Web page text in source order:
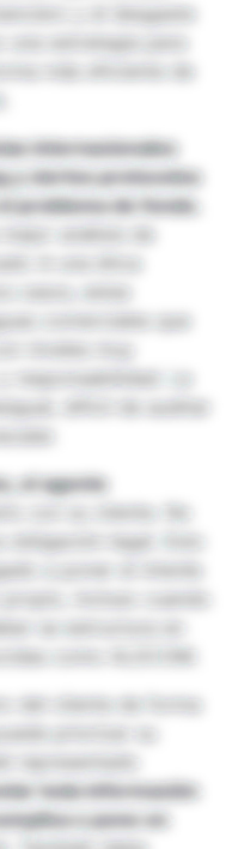
y el desgaste
estrategia para
más eficiente de
internacionales
y ciertos protocolos
problema de fondo.
análisis de
ni una ética
casos, estas
comerciales que
niveles muy
responsabilidad. La
difícil de auditar
el agente
con su cliente. No
obligación legal. Esto
a poner el interés
incluso cuando
se estructura en
como ALDCOM.
del cliente de forma
priorizar su
representado
toda información
o pone en